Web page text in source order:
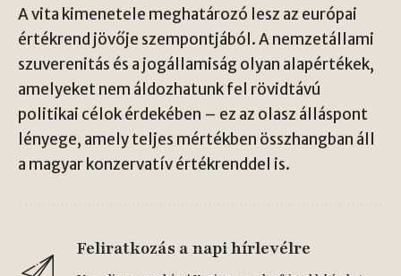
A vita kimenetele meghatározó lesz az európai
értékrend jövője szempontjából. A nemzetállami
szuverenitás és a jogállamiság olyan alapértékek,
amelyeket nem áldozhatunk fel rövidtávú
politikai célok érdekében – ez az olasz álláspont
lényege, amely teljes mértékben összhangban áll
a magyar konzervatív értékrenddel is.
Feliratkozás a napi hírlevélre